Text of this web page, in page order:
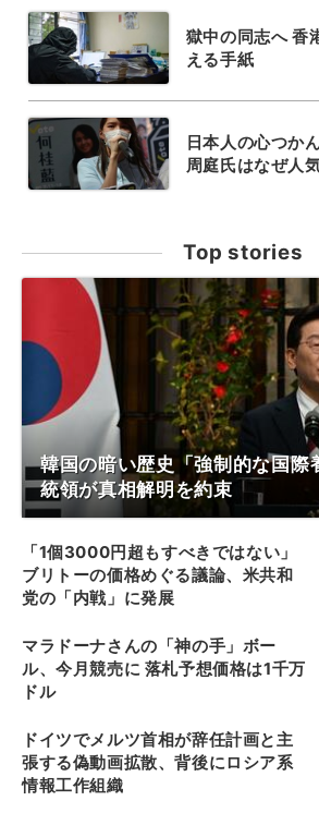
獄中の同志へ 香
える手紙
日本人の心つか
周庭氏はなぜ人
Top stories
韓国の暗い歴史「強制的な国際
統領が真相解明を約束
「1個3000円超もすべきではない」
ブリトーの価格めぐる議論、米共和
党の「内戦」に発展
マラドーナさんの「神の手」ボー
ル、今月競売に 落札予想価格は1千万
ドル
ドイツでメルツ首相が辞任計画と主
張する偽動画拡散、背後にロシア系
情報工作組織